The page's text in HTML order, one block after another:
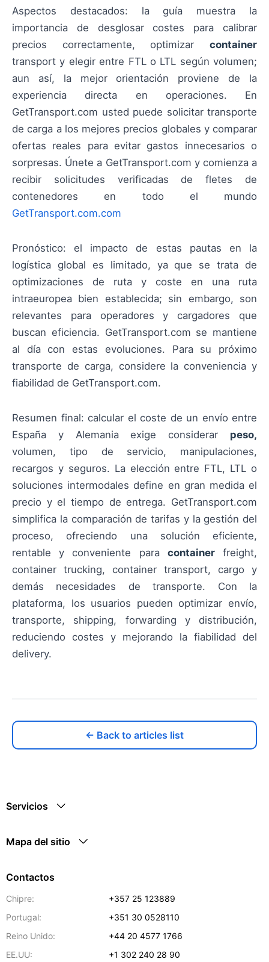
Aspectos destacados: la guía muestra la
importancia de desglosar costes para calibrar
precios correctamente, optimizar container
transport y elegir entre FTL o LTL según volumen;
aun así, la mejor orientación proviene de la
experiencia directa en operaciones. En
GetTransport.com usted puede solicitar transporte
de carga a los mejores precios globales y comparar
ofertas reales para evitar gastos innecesarios o
sorpresas. Únete a GetTransport.com y comienza a
recibir solicitudes verificadas de fletes de
contenedores en todo el mundo
GetTransport.com.com
Pronóstico: el impacto de estas pautas en la
logística global es limitado, ya que se trata de
optimizaciones de ruta y coste en una ruta
intraeuropea bien establecida; sin embargo, son
relevantes para operadores y cargadores que
buscan eficiencia. GetTransport.com se mantiene
al día con estas evoluciones. Para su próximo
transporte de carga, considere la conveniencia y
fiabilidad de GetTransport.com.
Resumen final: calcular el coste de un envío entre
España y Alemania exige considerar peso,
volumen, tipo de servicio, manipulaciones,
recargos y seguros. La elección entre FTL, LTL o
soluciones intermodales define en gran medida el
precio y el tiempo de entrega. GetTransport.com
simplifica la comparación de tarifas y la gestión del
proceso, ofreciendo una solución eficiente,
rentable y conveniente para containerfreight,
container trucking, container transport, cargo y
demás necesidades de transporte. Con la
plataforma, los usuarios pueden optimizar envío,
transporte, shipping, forwarding y distribución,
reduciendo costes y mejorando la fiabilidad del
delivery.
← Back to articles list
Servicios
Mapa del sitio
Contactos
Chipre:
+357 25 123889
Portugal:
+351 30 0528110
Reino Unido:
+44 20 4577 1766
EE.UU:
+1 302 240 28 90